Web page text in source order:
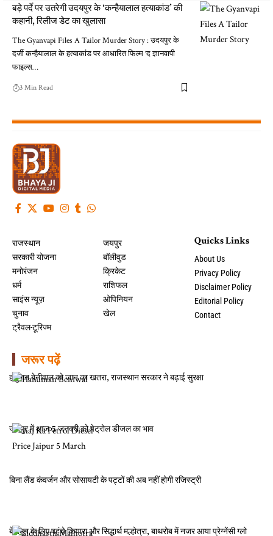
बड़े पर्दे पर उतरेगी उदयपुर के ‘कन्हैयालाल हत्याकांड’ की
कहानी, रिलीज डेट का खुलासा
The Gyanvapi Files A Tailor Murder Story : उदयपुर के
दर्जी कन्हैयालाल के हत्याकांड पर आधारित फिल्म ‘द ज्ञानवापी
फाइल्स…
3 Min Read
राजस्थान
सरकारी योजना
मनोरंजन
धर्म
साइंस न्यूज़
चुनाव
ट्रैवल-टूरिज्म
जयपुर
बॉलीवुड
क्रिकेट
राशिफल
ओपिनियन
खेल
Quicks Links
About Us
Privacy Policy
Disclaimer Policy
Editorial Policy
Contact
जरूर पढ़ें
हनुमान बेनीवाल को जान का खतरा, राजस्थान सरकार ने बढ़ाई सुरक्षा
जयपुर में आज 5 जनवरी को पेट्रोल डीजल का भाव
बिना लैंड कंवर्जन और सोसायटी के पट्टों की अब नहीं होगी रजिस्ट्री
बेबीमून के लिए पहुंचे कियारा और सिद्धार्थ मल्होत्रा, बाथरोब में नजर आया प्रेग्नेंसी ग्लो